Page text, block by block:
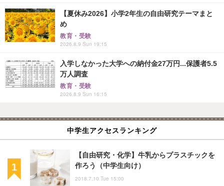
【夏休み2026】小学2年生の自由研究テーマまと
め
教育・受験
2026.8.9 Sun 19:15
入学しなかった大学への納付金27万円...保護者5.5
万人調査
教育・受験
2026.8.9 Sun 16:15
中学生アクセスランキング
【自由研究・化学】牛乳からプラスチックを
作ろう（中学生向け）
2018.7.10 Tue 15:00